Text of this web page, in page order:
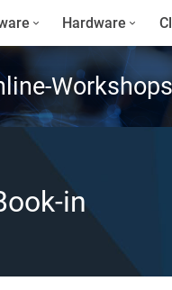
Hardware
in